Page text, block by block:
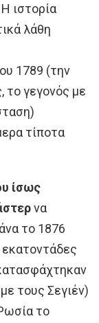
ιστορία
λάθη
1789 (την
το γεγονός με
τίποτα
ίσως
να
το 1876
τους Σεγιέν)
το